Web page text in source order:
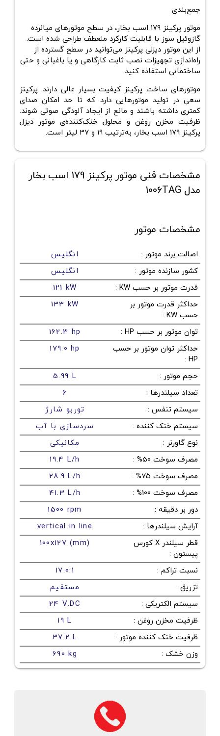
جمع‌بندی
موتور پرکینز ۱۷۹ اسب بخار، در سطح موتورهای میانرده
گازوئیل سوز با قابلیت کارکرد منعطف طراحی ‌شده است.
از این موتور دیزلی پرکینز می‌توانید در سطح گسترده از
راه‌اندازی تجهیزات نصب ثابت کارگاهی و یا باغبانی و حتی
ساختمانی استفاده کنید.
موتورهای ساخت پرکینز کیفیت بسیار عالی دارند. پرکینز
سعی در تولید موتورهایی دارد که تا حد امکان صدای
کمتری داشته باشند و مانع از ایجاد آلودگی صوتی شوند.
ظرفیت مخزن روغن و محلول خنک‌کننده‌ی موتور دیزل
پرکینز 179 اسب بخار، به‌ترتیب 19 و 37 لیتر است.
مشخصات فنی موتور پرکینز 179 اسب بخار
مدل 1006TAG
مشخصات موتور
اصالت برند موتور :
انگلیس
کشور سازنده موتور :
انگلیس
قدرت موتور بر حسب KW
:
121 kW
حداکثر قدرت موتور بر
حسب KW
:
133 kW
توان موتور بر حسب HP :
162.3 hp
حداکثر توان موتور بر حسب
HP
:
179.0 hp
حجم موتور :
5.99 L
تعداد سیلندرها :
6
سیستم تنفس :
توربو شارژ
سیستم خنک کننده :
سردسازی با آب
نوع گاورنر :
مکانیکی
مصرف سوخت 50%
:
19.4 L/h
مصرف سوخت 75%
:
28.9 L/h
مصرف سوخت 100%
:
41.3 L/h
دور بر دقیقه :
1500 rpm
آرایش سیلندرها :
vertical in line
قطر سیلندر X کورس
پیستون :
100x127 (mm)
نسبت تراکم :
17.0:1
تزریق :
مستقیم
سیستم الکتریکی :
24 V.DC
ظرفیت مخزن روغن :
19 L
ظرفیت خنک کننده موتور :
37.2 L
وزن خشک :
690 kg